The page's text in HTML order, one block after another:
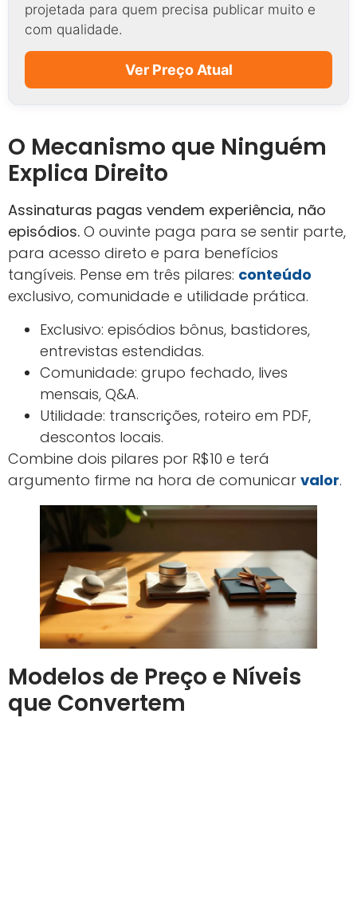
projetada para quem precisa publicar muito e
com qualidade.
Ver Preço Atual
O Mecanismo que Ninguém
Explica Direito
Assinaturas pagas vendem experiência, não
episódios. O ouvinte paga para se sentir parte,
para acesso direto e para benefícios
tangíveis. Pense em três pilares: conteúdo
exclusivo, comunidade e utilidade prática.
Exclusivo: episódios bônus, bastidores,
entrevistas estendidas.
Comunidade: grupo fechado, lives
mensais, Q&A.
Utilidade: transcrições, roteiro em PDF,
descontos locais.
Combine dois pilares por R$10 e terá
argumento firme na hora de comunicar valor.
Modelos de Preço e Níveis
que Convertem